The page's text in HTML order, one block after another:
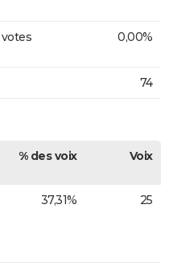
0,00%
74
% des voix Voix
37,31% 25